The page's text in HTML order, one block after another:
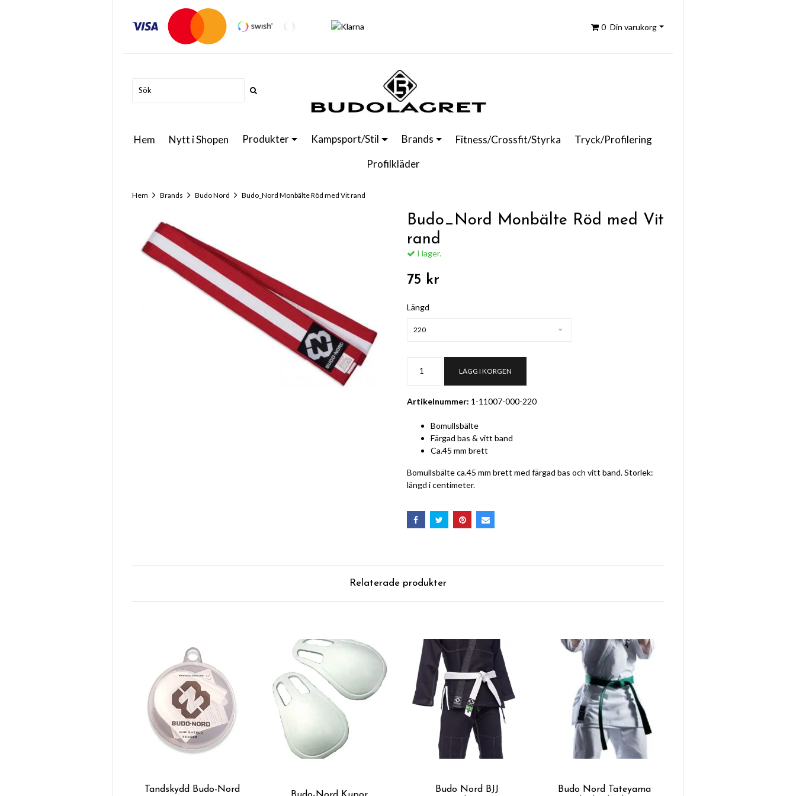
0 Din varukorg
Hem Nytt i Shopen Produkter Kampsport/Stil Brands Fitness/Crossfit/Styrka
Tryck/Profilering
Profilkläder
Hem Brands Budo Nord Budo_Nord Monbälte Röd med Vit rand
Budo_Nord Monbälte Röd med Vit
rand
I lager.
75 kr
Längd
220
LÄGG I KORGEN
Artikelnummer: 1-11007-000-220
Bomullsbälte
Färgad bas & vitt band
Ca.45 mm brett
Bomullsbälte ca.45 mm brett med färgad bas och vitt band. Storlek:
längd i centimeter.
Relaterade produkter
Tandskydd Budo-Nord
Budo Nord BJJ
Budo Nord Tateyama